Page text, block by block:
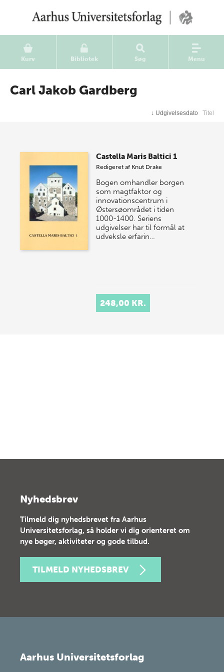
Kurv Bibliotek Søg Menu
Carl Jakob Gardberg
↓ Udgivelsesdato Titel
Castella Maris Baltici 1
Redigeret af Knut Drake
Bogen omhandler borgen
som magtfaktor og
innovationscentrum i
Østersøområdet i tiden
1000-1400. Seriens
udgivelser har til formål at
udveksle erfarin…
248,00 KR.
Nyhedsbrev
Tilmeld dig nyhedsbrevet fra Aarhus
Universitetsforlag, så holder vi dig orienteret om
nye bøger, aktiviteter og gode tilbud.
TILMELD NYHEDSBREV
Aarhus Universitetsforlag